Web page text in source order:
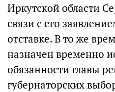
Иркутской области
связи с его
отставке. В то же
назначен временно
обязанности главы
губернаторских